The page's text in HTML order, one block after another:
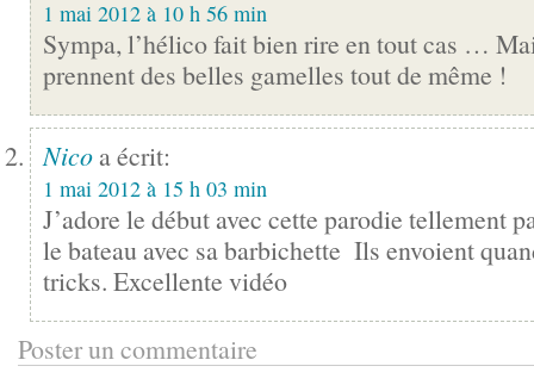
1 mai 2012 à 10 h 56 min
Sympa, l’hélico fait bien rire en tout cas …
prennent des belles gamelles tout de même !
Nico a écrit:
1 mai 2012 à 15 h 03 min
J’adore le début avec cette parodie tellement
le bateau avec sa barbichette Ils envoient
tricks. Excellente vidéo
Poster un commentaire